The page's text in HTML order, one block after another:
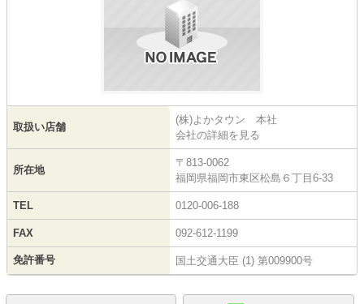
取扱い店舗
(株)よかタウン 本社
会社の詳細を見る
所在地
〒813-0062
福岡県福岡市東区松島６丁目6-33
TEL 0120-006-188
FAX 092-612-1199
免許番号 国土交通大臣 (1) 第009900号